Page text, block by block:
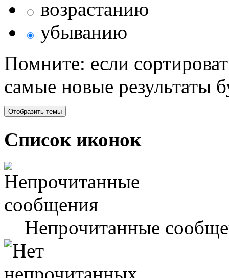
возрастанию
убыванию
Помните: если
самые новые результаты
Список иконок
Непрочитанные